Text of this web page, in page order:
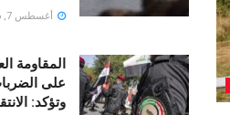
أغسطس 7, 2026
المقاومة
على
وتؤكد: